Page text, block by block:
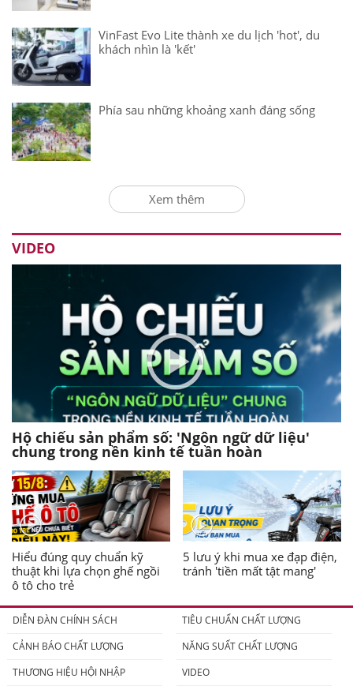
VinFast Evo Lite thành xe du lịch 'hot', du
khách nhìn là 'kết'
Phía sau những khoảng xanh đáng sống
Xem thêm
VIDEO
Hộ chiếu sản phẩm số: 'Ngôn ngữ dữ liệu'
chung trong nền kinh tế tuần hoàn
Hiểu đúng quy chuẩn kỹ
thuật khi lựa chọn ghế ngồi
ô tô cho trẻ
5 lưu ý khi mua xe đạp điện,
tránh 'tiền mất tật mang'
DIỄN ĐÀN CHÍNH SÁCH
TIÊU CHUẨN CHẤT LƯỢNG
CẢNH BÁO CHẤT LƯỢNG
NĂNG SUẤT CHẤT LƯỢNG
THƯƠNG HIỆU HỘI NHẬP
VIDEO